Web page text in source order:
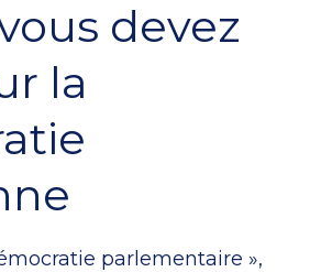
devez
la
parlementaire »,